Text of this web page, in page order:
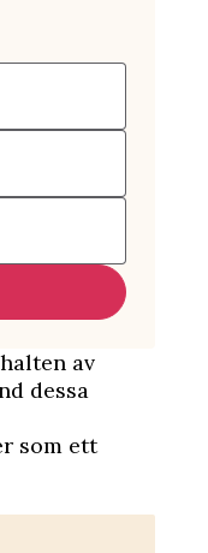
av
dessa
som ett